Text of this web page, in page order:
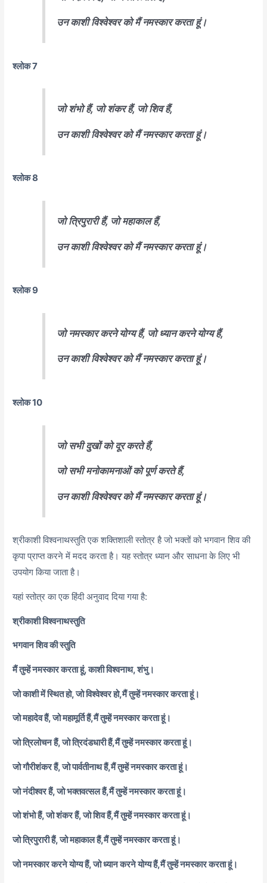
उन काशी विश्वेश्वर को मैं नमस्कार करता हूं।
श्लोक 7
जो शंभो हैं, जो शंकर हैं, जो शिव हैं,
उन काशी विश्वेश्वर को मैं नमस्कार करता हूं।
श्लोक 8
जो त्रिपुरारी हैं, जो महाकाल हैं,
उन काशी विश्वेश्वर को मैं नमस्कार करता हूं।
श्लोक 9
जो नमस्कार करने योग्य हैं, जो ध्यान करने योग्य हैं,
उन काशी विश्वेश्वर को मैं नमस्कार करता हूं।
श्लोक 10
जो सभी दुखों को दूर करते हैं,
जो सभी मनोकामनाओं को पूर्ण करते हैं,
उन काशी विश्वेश्वर को मैं नमस्कार करता हूं।
श्रीकाशी विश्वनाथस्तुति एक शक्तिशाली स्तोत्र है जो भक्तों को भगवान शिव की
कृपा प्राप्त करने में मदद करता है। यह स्तोत्र ध्यान और साधना के लिए भी
उपयोग किया जाता है।
यहां स्तोत्र का एक हिंदी अनुवाद दिया गया है:
श्रीकाशी विश्वनाथस्तुति
भगवान शिव की स्तुति
मैं तुम्हें नमस्कार करता हूं, काशी विश्वनाथ, शंभु।
जो काशी में स्थित हो, जो विश्वेश्वर हो,मैं तुम्हें नमस्कार करता हूं।
जो महादेव हैं, जो महामूर्ति हैं,मैं तुम्हें नमस्कार करता हूं।
जो त्रिलोचन हैं, जो त्रिदंडधारी हैं,मैं तुम्हें नमस्कार करता हूं।
जो गौरीशंकर हैं, जो पार्वतीनाथ हैं,मैं तुम्हें नमस्कार करता हूं।
जो नंदीश्वर हैं, जो भक्तवत्सल हैं,मैं तुम्हें नमस्कार करता हूं।
जो शंभो हैं, जो शंकर हैं, जो शिव हैं,मैं तुम्हें नमस्कार करता हूं।
जो त्रिपुरारी हैं, जो महाकाल हैं,मैं तुम्हें नमस्कार करता हूं।
जो नमस्कार करने योग्य हैं, जो ध्यान करने योग्य हैं,मैं तुम्हें नमस्कार करता हूं।